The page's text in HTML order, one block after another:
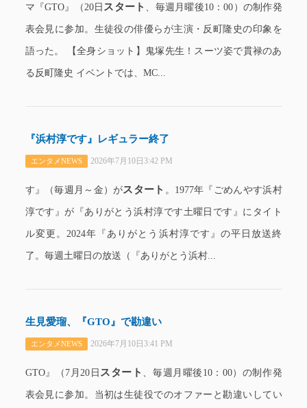
マ『GTO』（20日 スタート 、毎週月曜後10：00）の制作発
表会見に参加。生徒役の俳優らが主演・反町隆史の印象を
語った。 【全身ショット】鬼塚先生！スーツ姿で貫禄のあ
る反町隆史 イベントでは、MC...
『浜村淳です』レギュラー終了
エンタメNEWS 2026年7月10日3:42 PM
す』（毎週月～金）がスタート 。1977年『ごめんやす浜村
淳です』が『ありがとう浜村淳です土曜日です』にタイト
ル変更。2024年『ありがとう浜村淳です』の平日放送終
了。毎週土曜日の放送（『ありがとう浜村...
生見愛瑠、『GTO』で勘違い
エンタメNEWS 2026年7月10日3:41 PM
GTO』（7月20日 スタート 、毎週月曜後10：00）の制作発
表会見に参加。当初は生徒役でのオファーと勘違いしてい